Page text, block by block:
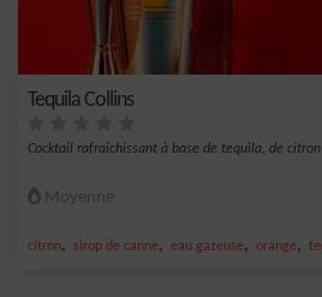
Tequila Collins
Cocktail rafraîchissant à base de tequila, de
Moyenne
citron, sirop de canne, eau gazeuse, orange,